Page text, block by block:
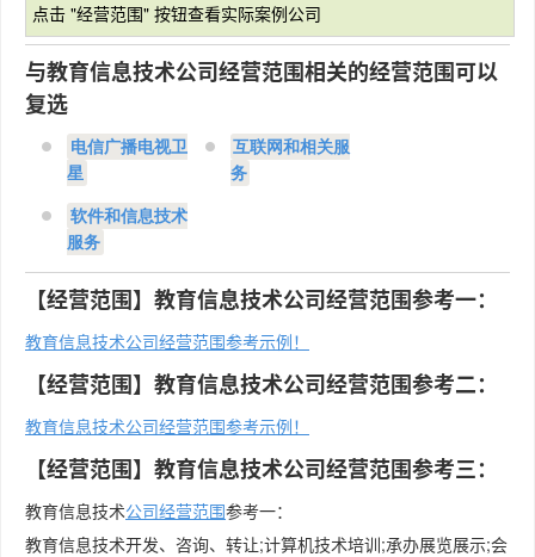
点击 "经营范围" 按钮查看实际案例公司
与教育信息技术公司经营范围相关的经营范围可以
复选
电信广播电视卫
星
互联网和相关服
务
软件和信息技术
服务
【经营范围】教育信息技术公司经营范围参考一：
教育信息技术公司经营范围参考示例！
【经营范围】教育信息技术公司经营范围参考二：
教育信息技术公司经营范围参考示例！
【经营范围】教育信息技术公司经营范围参考三：
教育信息技术公司经营范围参考一：
教育信息技术开发、咨询、转让;计算机技术培训;承办展览展示;会